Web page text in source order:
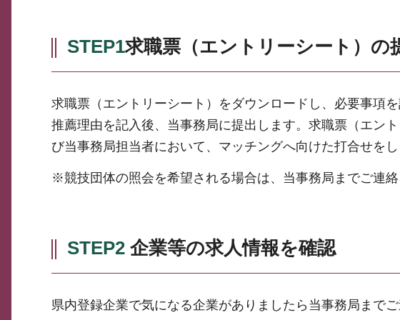
STEP1求職票（エントリーシート）の
求職票（エントリーシート）をダウンロードし、必要事項
推薦理由を記入後、当事務局に提出します。求職票（エン
び当事務局担当者において、マッチングへ向けた打合せをし
※競技団体の照会を希望される場合は、当事務局までご連絡
STEP2 企業等の求人情報を確認
県内登録企業で気になる企業がありましたら当事務局まで